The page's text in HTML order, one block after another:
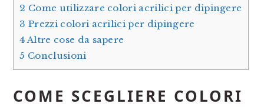
2 Come utilizzare colori acrilici per dipingere
3 Prezzi colori acrilici per dipingere
4Altre cose da sapere
5 Conclusioni
COME SCEGLIERE COLORI